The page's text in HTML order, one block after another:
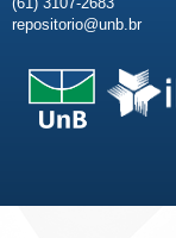
repositorio@unb.br